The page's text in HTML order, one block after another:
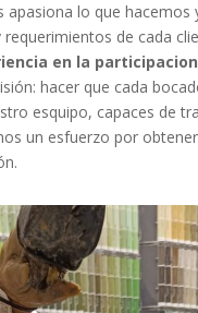
apasiona lo que
de cada
en la
hacer que cada
esquipo, capaces de
un esfuerzo por